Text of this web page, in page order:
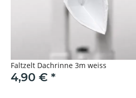
Faltzelt Dachrinne 3m weiss
4,90 € *